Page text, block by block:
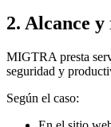
2. Alcance
MIGTRA presta
seguridad y
Según el caso: